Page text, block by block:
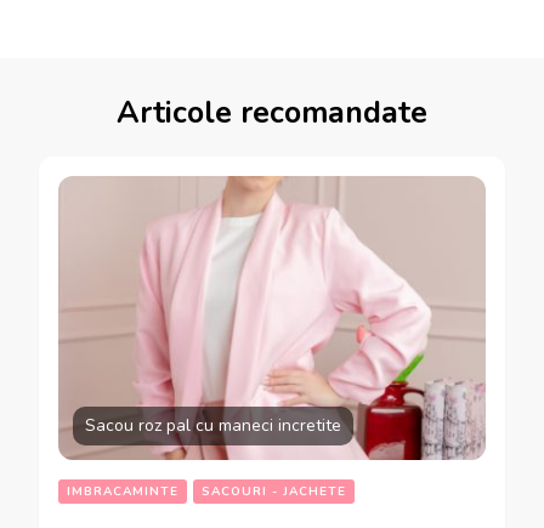
Articole recomandate
Sacou roz pal cu maneci incretite
IMBRACAMINTE SACOURI - JACHETE